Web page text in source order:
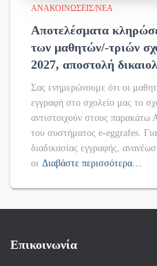
ΑΝΑΚΟΙΝΏΣΕΙΣ/ΝΈΑ
Αποτελέσματα
των μαθητών/-τριών
2027, αποστολή
Σας ενημερώνουμε ότι οι
εγγραφή στο σχολείο μας το
αντιστοιχούν στους
του συστήματος e-eggrafes.
διαδικασίας εγγραφής,
οι Διαβάστε περισσότερα…
Επικοινωνία